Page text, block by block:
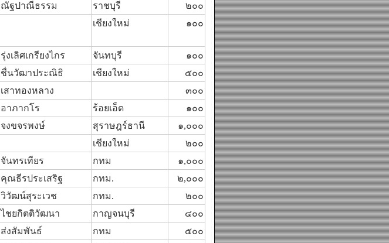
ณัฐปาณีธรรม ราชบุรี
๒๐๐
เชียงใหม่ ๑๐๐
รุ่งเลิศเกรียงไกร จันทบุรี
๑๐๐
ชื่นวัฒาประณิธิ เชียงใหม่
๕๐๐
เสาทองหลาง
๓๐๐
อาภากโร ร้อยเอ็ด
๑๐๐
จงขจรพงษ์ สุราษฎร์ธานี
๑,๐๐๐
เชียงใหม่
๒๐๐
จันทรเทียร กทม
๑,๐๐๐
คุณธีรประเสริฐ กทม.
๒,๐๐๐
วิวัฒน์สุระเวช กทม.
๒๐๐
ไชยกิตติวัฒนา กาญจนบุรี
๔๐๐
ส่งสัมพันธ์ กทม
๕๐๐